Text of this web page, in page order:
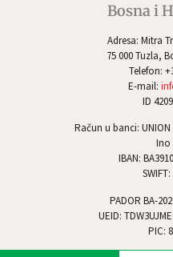
Adresa: Mitra
75 000 Tuzla,
Telefon:
E-mail:
ID
Račun u banci: UNION
Ino
IBAN:
PADOR BA-
UEID:
PIC:
Bosna i